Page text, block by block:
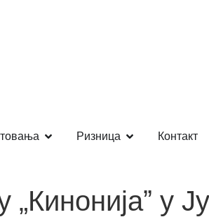
Ризница Контакт
у